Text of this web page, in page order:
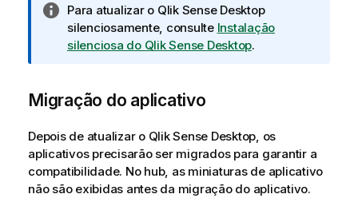
N
o
t
n
o
r
m
a
Para atualizar o Qlik Sense Desktop
silenciosamente, consulte Instalação
silenciosa do Qlik Sense Desktop.
Migração do aplicativo
Depois de atualizar o Qlik Sense Desktop , os
aplicativos precisarão ser migrados para garantir a
compatibilidade. No hub, as miniaturas de aplicativo
não são exibidas antes da migração do aplicativo.